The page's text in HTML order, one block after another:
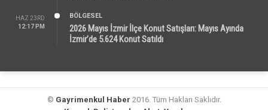
HAZ 23RD
12:17 PM
BÖLGESEL
2026 Mayıs İzmir İlçe Konut Satışları: Mayıs Ayında
İzmir’de 5.624 Konut Satıldı
© Gayrimenkul Haber 2016. Tüm Hakları Saklıdır.